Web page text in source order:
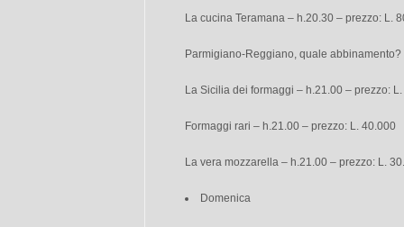
La cucina Teramana – h.20.30 – prezzo: L.
Parmigiano-Reggiano, quale
La Sicilia dei formaggi – h.21.00 – prezzo:
Formaggi rari – h.21.00 – prezzo: L. 40.000
La vera mozzarella – h.21.00 – prezzo: L.
Domenica